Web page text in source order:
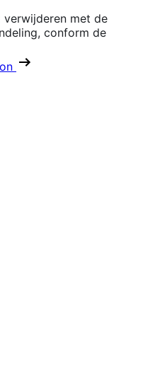
verwijderen met de
conform de